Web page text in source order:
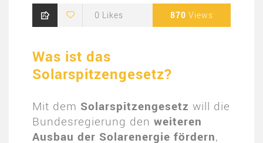
0 Likes 870 Views
Was ist das
Solarspitzengesetz?
Mit dem Solarspitzengesetz will die
Bundesregierung den weiteren
Ausbau der Solarenergie fördern,